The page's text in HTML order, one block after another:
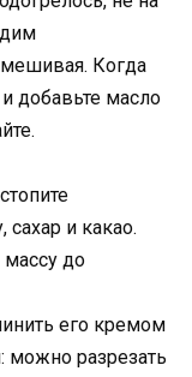
Когда
и добавьте масло
сахар и какао.
до
его кремом
разрезать